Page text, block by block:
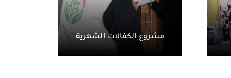
مشروع الكفالات الشهرية